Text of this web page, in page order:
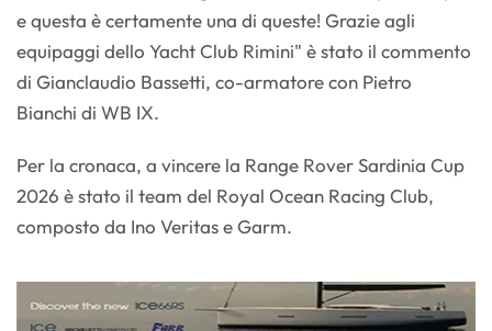
e questa è certamente una di queste! Grazie agli
equipaggi dello Yacht Club Rimini" è stato il commento
di Gianclaudio Bassetti, co-armatore con Pietro
Bianchi di WB IX.
Per la cronaca, a vincere la Range Rover Sardinia Cup
2026 è stato il team del Royal Ocean Racing Club,
composto da Ino Veritas e Garm.